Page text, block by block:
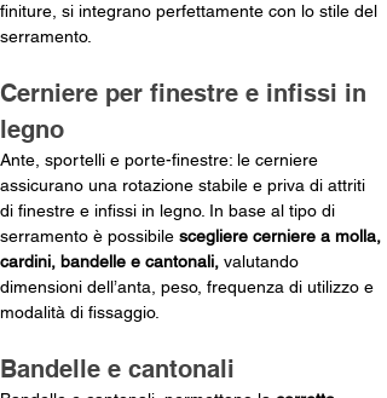
finiture, si integrano perfettamente con lo stile del
serramento.
Cerniere per finestre e infissi in
legno
Ante, sportelli e porte-finestre: le cerniere
assicurano una rotazione stabile e priva di attriti
di finestre e infissi in legno. In base al tipo di
serramento è possibile scegliere cerniere a molla,
cardini, bandelle e cantonali, valutando
dimensioni dell’anta, peso, frequenza di utilizzo e
modalità di fissaggio.
Bandelle e cantonali